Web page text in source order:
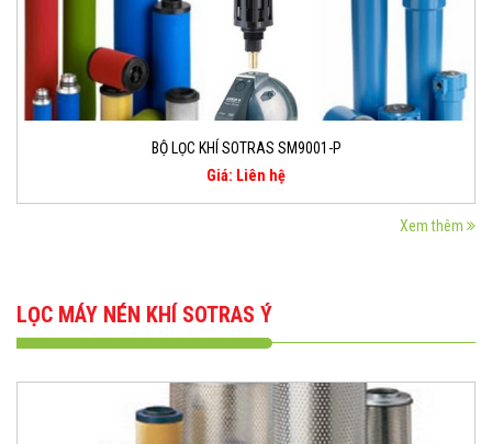
BỘ LỌC KHÍ SOTRAS SM9001-P
Giá: Liên hệ
Xem thêm
LỌC MÁY NÉN KHÍ SOTRAS Ý